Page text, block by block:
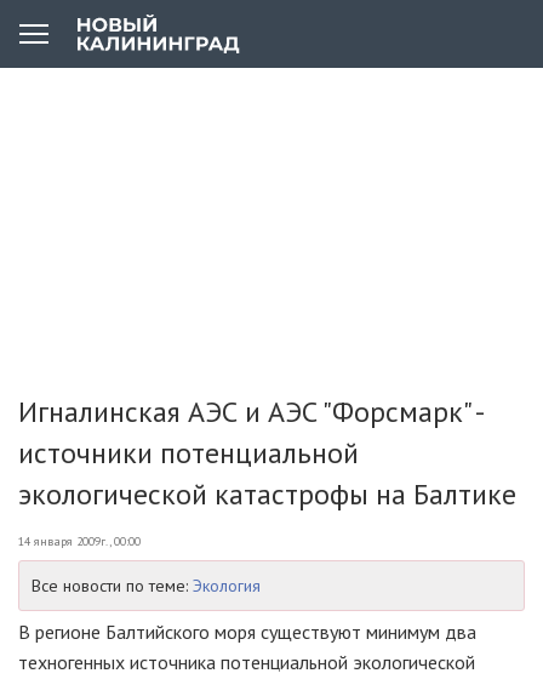
Игналинская АЭС и АЭС "Форсмарк" -
источники потенциальной
экологической катастрофы на Балтике
14 января 2009г., 00:00
Все новости по теме: Экология
В регионе Балтийского моря существуют минимум два
техногенных источника потенциальной экологической